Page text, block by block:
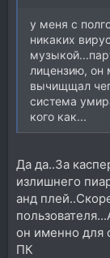
у меня с
никаких
лицензию, он
вычищщал
система
кого как...
Да да..За
излишнего
анд
он именно для
ПК